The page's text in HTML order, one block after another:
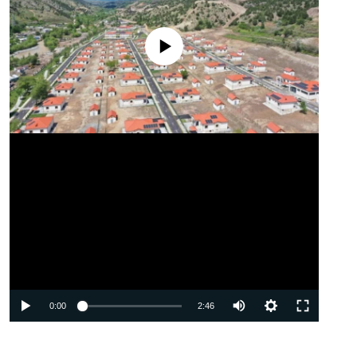
No media source currently available
0:00 2:46